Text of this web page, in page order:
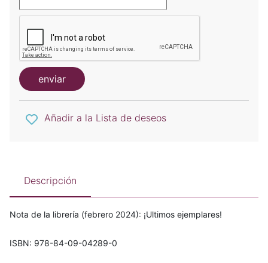
enviar
Añadir a la Lista de deseos
Descripción
Nota de la librería (febrero 2024): ¡Ultimos ejemplares!
ISBN: 978-84-09-04289-0